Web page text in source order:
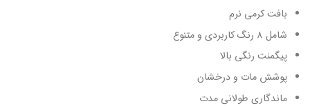
بافت کرمی نرم
شامل 8 رنگ کاربردی و متنوع
پیگمنت رنگی بالا
پوشش مات و درخشان
ماندگاری طولانی مدت